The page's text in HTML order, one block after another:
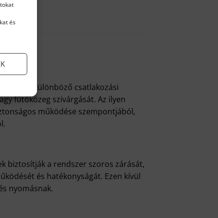
és
a különböző csatlakozási
fűtőközeg szivárgását. Az ilyen
működése szempontjából,
biztosítják a rendszer szoros zárását,
és hatékonyságát. Ezen kívül
nyomásnak.